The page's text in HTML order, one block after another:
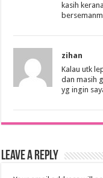
kasih
zihan
Kalau utk
dan masih
yg ingin
Leave a Reply